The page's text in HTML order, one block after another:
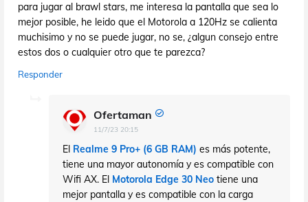
para jugar al brawl stars, me interesa la pantalla que sea lo
mejor posible, he leido que el Motorola a 120Hz se calienta
muchisimo y no se puede jugar, no se, ¿algun consejo entre
estos dos o cualquier otro que te parezca?
Responder
Ofertaman
11/7/23 20:15
El Realme 9 Pro+ (6 GB RAM) es más potente,
tiene una mayor autonomía y es compatible con
Wifi AX. El Motorola Edge 30 Neo tiene una
mejor pantalla y es compatible con la carga